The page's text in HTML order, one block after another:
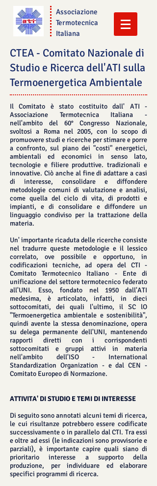
Associazione
Termotecnica
Italiana
CTEA - Comitato Nazionale di
Studio e Ricerca dell'ATI sulla
Termoenergetica Ambientale
Il Comitato è stato costituito dall' ATI -
Associazione Termotecnica Italiana -
nell'ambito del 60° Congresso Nazionale,
svoltosi a Roma nel 2005, con lo scopo di
promuovere studi e ricerche per stimare e porre
a confronto, sul piano dei "costi" energetici,
ambientali ed economici in senso lato,
tecnologie e filiere produttive. tradizionali e
innovative. Ciò anche al fine di adattare a casi
di interesse, consolidare e diffondere
metodologie comuni di valutazione e analisi,
come quella del ciclo di vita, di prodotti e
impianti, e di consolidare e diffondere un
linguaggio condiviso per la trattazione della
materia.
Un' importante ricaduta delle ricerche consiste
nel tradurre queste metodologie e il lessico
correlato, ove possibile e opportuno, in
codificazioni tecniche, ad opera del CTI -
Comitato Termotecnico Italiano - Ente di
unificazione del settore termotecnico federato
all'UNI. Esso, fondato nel 1950 dall'ATI
medesima, è articolato, infatti, in dieci
sottocomitati, dei quali l'ultimo, il SC lO
"Termoenergetica ambientale e sostenibilità",
quindi avente la stessa denominazione, opera
su delega permanente dell'UNI, mantenendo
rapporti diretti con i corrispondenti
sottocomitati e gruppi attivi in materia
nell'ambito dell'ISO - International
Standardization Organization - e dal CEN -
Comitato Europeo di Normazione.
ATTIVITA' DI STUDIO E TEMI DI INTERESSE
Di seguito sono annotati alcuni temi di ricerca,
le cui risultanze potrebbero essere codificate
successivamente o in parallelo dal CTI. Tra essi
e oltre ad essi (le indicazioni sono provvisorie e
parziali), è importante capire quali siano di
prioritario interesse a supporto della
produzione, per individuare ed elaborare
specifici programmi di ricerca.